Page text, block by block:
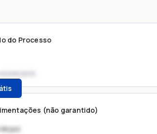
do Processo
(não garantido)
juiz